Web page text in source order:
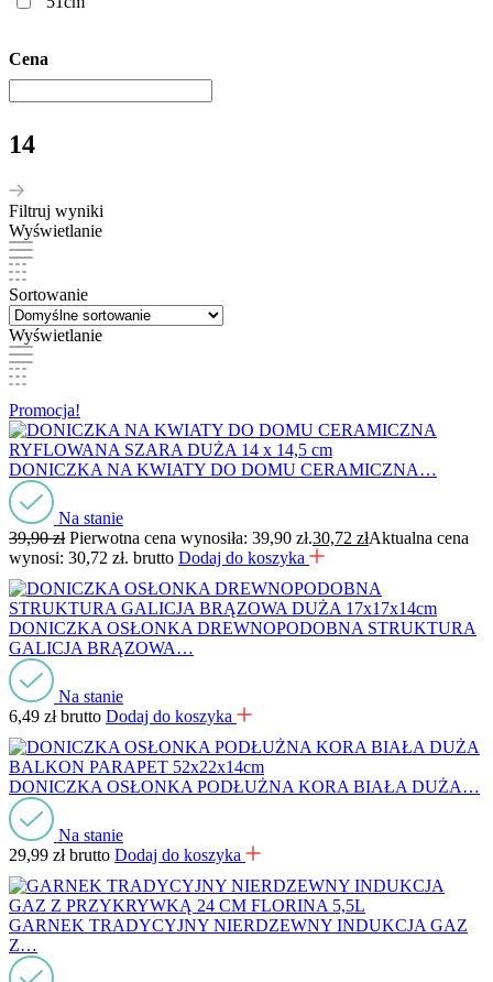
Cena
14
Filtruj wyniki
Wyświetlanie
Sortowanie
Wyświetlanie
Promocja!
DONICZKA NA KWIATY DO DOMU CERAMICZNA…
Na stanie
39,90zł Pierwotna cena wynosiła: 39,90 zł.30,72 złAktualna cena
wynosi: 30,72 zł. brutto Dodaj do koszyka
DONICZKA OSŁONKA DREWNOPODOBNA STRUKTURA
GALICJA BRĄZOWA…
Na stanie
6,49 zł brutto Dodaj do koszyka
DONICZKA OSŁONKA PODŁUŻNA KORA BIAŁA DUŻA…
Na stanie
29,99 zł brutto Dodaj do koszyka
GARNEK TRADYCYJNY NIERDZEWNY INDUKCJA GAZ
Z…